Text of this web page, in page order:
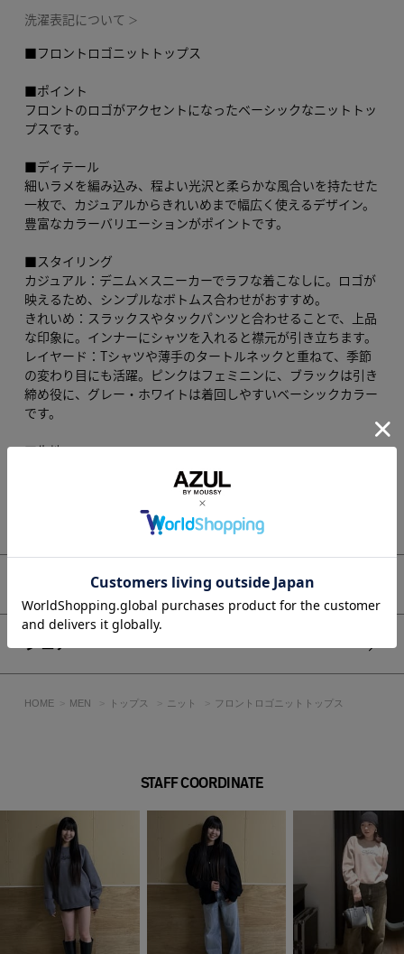
洗濯表記について ＞
■フロントロゴニットトップス
■ポイント
フロントのロゴがアクセントになったベーシックなニットトッ
プスです。
■ディテール
細いラメを編み込み、程よい光沢と柔らかな風合いを持たせた
一枚で、カジュアルからきれいめまで幅広く使えるデザイン。
豊富なカラーバリエーションがポイントです。
■スタイリング
カジュアル：デニム×スニーカーでラフな着こなしに。ロゴが
映えるため、シンプルなボトムス合わせがおすすめ。
きれいめ：スラックスやタックパンツと合わせることで、上品
な印象に。インナーにシャツを入れると襟元が引き立ちます。
レイヤード：Tシャツや薄手のタートルネックと重ねて、季節
の変わり目にも活躍。ピンクはフェミニンに、ブラックは引き
締め役に、グレー・ホワイトは着回しやすいベーシックカラー
です。
■生地
マシンウォッシャブル対応商品。
度目と風合いを細いラメを編み込みながら調整し、最終仕上げ
で、柔らかく仕上げたニットトップスです。
伸縮性：ややあり
光沢感：ややあり
[注意事項]
※画像の商品はサンプルです。実際の商品と仕様、加工が若干
※着用、お取り扱いの際は、アテンションタグをご確認くださ
もっと見る
アイテムサイズ
シェア
HOME MEN トップス ニット フロントロゴニットトップス
STAFF COORDINATE